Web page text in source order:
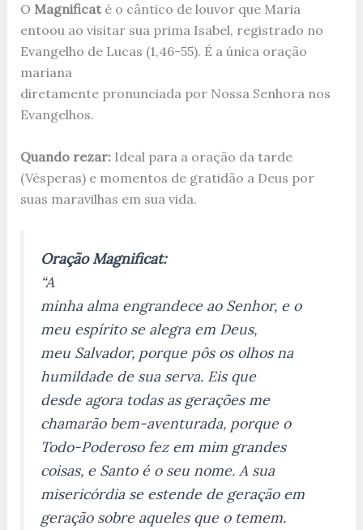
O Magnificaté o cântico de louvor que Maria
entoou ao visitar sua prima Isabel, registrado no
Evangelho de Lucas (1,46-55). É a única oração
mariana
diretamente pronunciada por Nossa Senhora nos
Evangelhos.
Quando rezar:Ideal para a oração da tarde
(Vésperas) e momentos de gratidão a Deus por
suas maravilhas em sua vida.
Oração Magnificat:
“A
minha alma engrandece ao Senhor, e o
meu espírito se alegra em Deus,
meu Salvador, porque pôs os olhos na
humildade de sua serva. Eis que
desde agora todas as gerações me
chamarão bem-aventurada, porque o
Todo-Poderoso fez em mim grandes
coisas, e Santo é o seu nome. A sua
misericórdia se estende de geração em
geração sobre aqueles que o temem.